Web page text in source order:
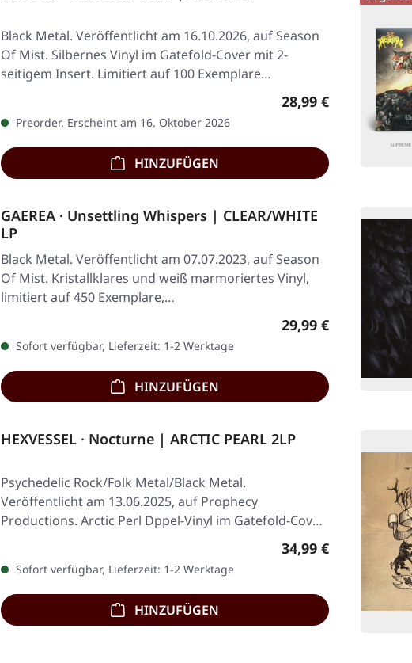
Black Metal. Veröffentlicht am 16.10.2026, auf Season
Of Mist. Silbernes Vinyl im Gatefold-Cover mit 2-
seitigem Insert. Limitiert auf 100 Exemplare…
Regulärer Preis:
28,99 €
Preorder. Erscheint am 16. Oktober 2026
HINZUFÜGEN
GAEREA · Unsettling Whispers | CLEAR/WHITE
LP
Black Metal. Veröffentlicht am 07.07.2023, auf Season
Of Mist. Kristallklares und weiß marmoriertes Vinyl,
limitiert auf 450 Exemplare,…
Regulärer Preis:
29,99 €
Sofort verfügbar, Lieferzeit: 1-2 Werktage
HINZUFÜGEN
HEXVESSEL · Nocturne | ARCTIC PEARL 2LP
Psychedelic Rock/Folk Metal/Black Metal.
Veröffentlicht am 13.06.2025, auf Prophecy
Productions. Arctic Perl Dppel-Vinyl im Gatefold-Cover,
Regulärer Preis:
34,99 €
Sofort verfügbar, Lieferzeit: 1-2 Werktage
HINZUFÜGEN